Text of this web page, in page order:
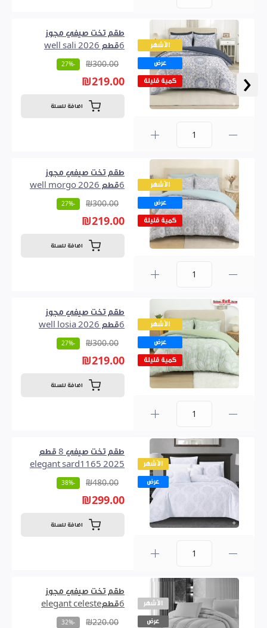
‹
الأشهر
عرض
كمية قليلة
طقم تخت صيفي مجوز
6قطع well sali 2026
₪300.00
-27%
₪219.00
اضافة للسلة
الأشهر
عرض
كمية قليلة
طقم تخت صيفي مجوز
6قطع well morgo 2026
₪300.00
-27%
₪219.00
اضافة للسلة
الأشهر
عرض
كمية قليلة
طقم تخت صيفي مجوز
6قطع well losia 2026
₪300.00
-27%
₪219.00
اضافة للسلة
الأشهر
عرض
طقم تخت صيفي 8 قطع
2025 elegant sard1165
₪480.00
-38%
₪299.00
اضافة للسلة
الأشهر
عرض
طقم تخت صيفي مجوز
6قطعelegant celeste
₪220.00
-32%